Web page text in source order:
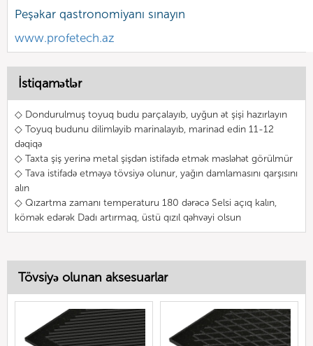
Peşəkar qastronomiyanı sınayın
www.profetech.az
İstiqamətlər
◇ Dondurulmuş toyuq budu parçalayıb, uyğun ət şişi hazırlayın
◇ Toyuq budunu dilimləyib marinalayıb, marinad edin 11-12
dəqiqə
◇ Taxta şiş yerinə metal şişdən istifadə etmək məsləhət görülmür
◇ Tava istifadə etməyə tövsiyə olunur, yağın damlamasını qarşısını
alın
◇ Qızartma zamanı temperaturu 180 dərəcə Selsi açıq kalın,
kömək edərək Dadı artırmaq, üstü qızıl qəhvəyi olsun
Tövsiyə olunan aksesuarlar